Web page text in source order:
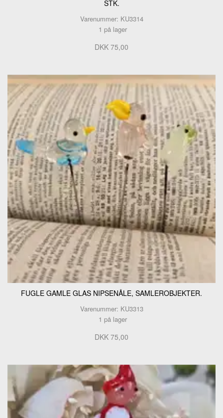
STK.
Varenummer: KU3314
1 på lager
DKK 75,00
FUGLE GAMLE GLAS NIPSENÅLE, SAMLEROBJEKTER.
Varenummer: KU3313
1 på lager
DKK 75,00